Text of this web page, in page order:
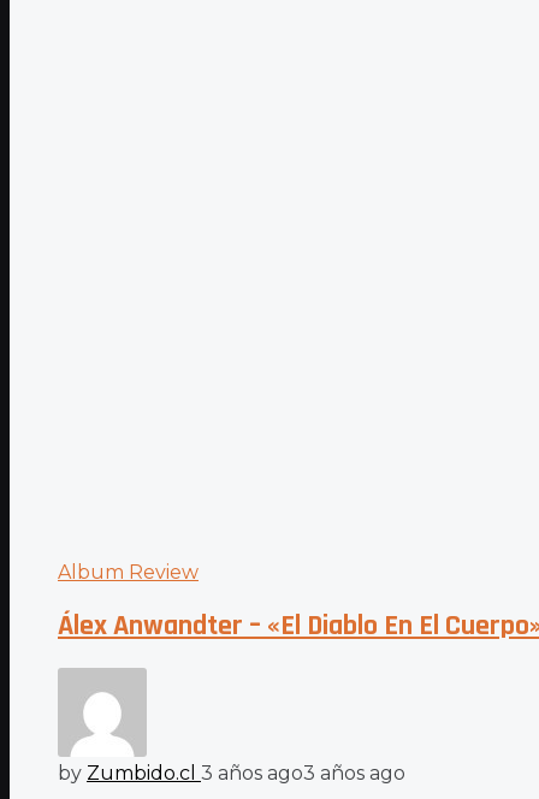
Album Review
Álex Anwandter – «El Diablo En El
by Zumbido.cl 3 años ago3 años ago